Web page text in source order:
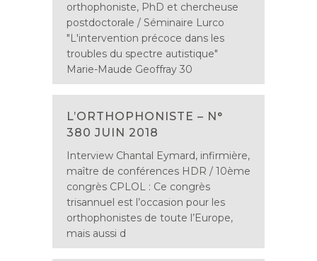
orthophoniste, PhD et chercheuse
postdoctorale / Séminaire Lurco
"L'intervention précoce dans les
troubles du spectre autistique"
Marie-Maude Geoffray 30
L’ORTHOPHONISTE – N°
380 JUIN 2018
Interview Chantal Eymard, infirmière,
maître de conférences HDR / 10ème
congrès CPLOL : Ce congrès
trisannuel est l’occasion pour les
orthophonistes de toute l’Europe,
mais aussi d